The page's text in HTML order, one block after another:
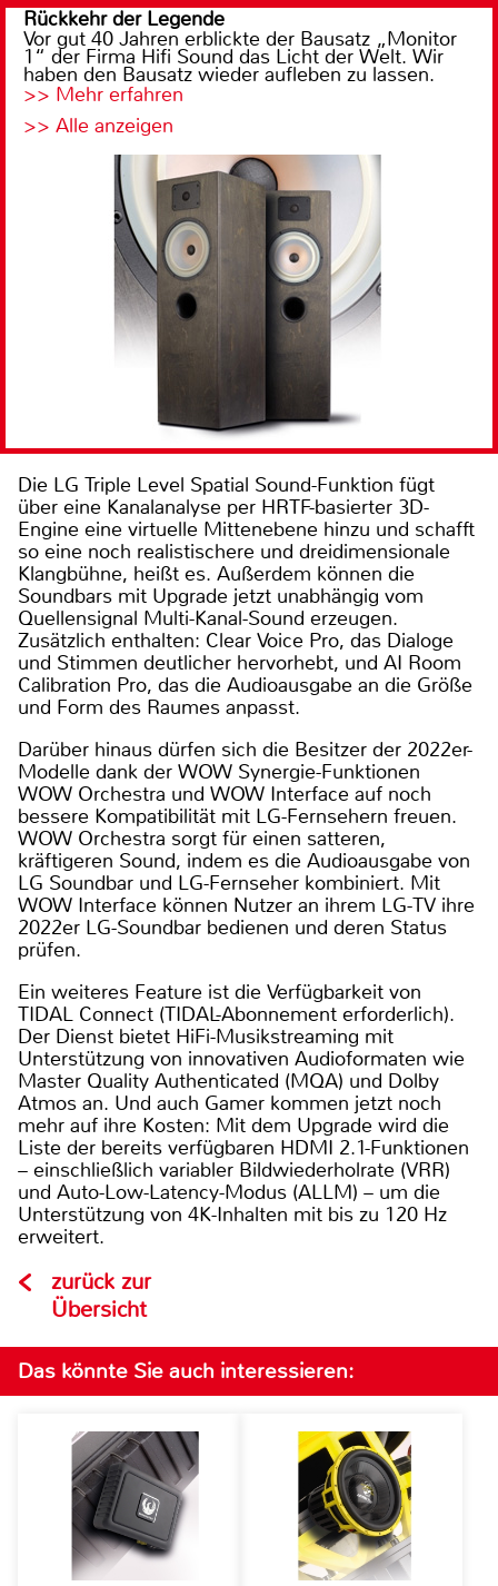
Rückkehr der Legende
Vor gut 40 Jahren erblickte der Bausatz „Monitor
1“ der Firma Hifi Sound das Licht der Welt. Wir
haben den Bausatz wieder aufleben zu lassen.
>> Mehr erfahren
>> Alle anzeigen
Die LG Triple Level Spatial Sound-Funktion fügt
über eine Kanalanalyse per HRTF-basierter 3D-
Engine eine virtuelle Mittenebene hinzu und schafft
so eine noch realistischere und dreidimensionale
Klangbühne, heißt es. Außerdem können die
Soundbars mit Upgrade jetzt unabhängig vom
Quellensignal Multi-Kanal-Sound erzeugen.
Zusätzlich enthalten: Clear Voice Pro, das Dialoge
und Stimmen deutlicher hervorhebt, und AI Room
Calibration Pro, das die Audioausgabe an die Größe
und Form des Raumes anpasst.
Darüber hinaus dürfen sich die Besitzer der 2022er-
Modelle dank der WOW Synergie-Funktionen
WOW Orchestra und WOW Interface auf noch
bessere Kompatibilität mit LG-Fernsehern freuen.
WOW Orchestra sorgt für einen satteren,
kräftigeren Sound, indem es die Audioausgabe von
LG Soundbar und LG-Fernseher kombiniert. Mit
WOW Interface können Nutzer an ihrem LG-TV ihre
2022er LG-Soundbar bedienen und deren Status
prüfen.
Ein weiteres Feature ist die Verfügbarkeit von
TIDAL Connect (TIDAL-Abonnement erforderlich).
Der Dienst bietet HiFi-Musikstreaming mit
Unterstützung von innovativen Audioformaten wie
Master Quality Authenticated (MQA) und Dolby
Atmos an. Und auch Gamer kommen jetzt noch
mehr auf ihre Kosten: Mit dem Upgrade wird die
Liste der bereits verfügbaren HDMI 2.1-Funktionen
– einschließlich variabler Bildwiederholrate (VRR)
und Auto-Low-Latency-Modus (ALLM) – um die
Unterstützung von 4K-Inhalten mit bis zu 120 Hz
erweitert.
zurück zur
Übersicht
Das könnte Sie auch interessieren: